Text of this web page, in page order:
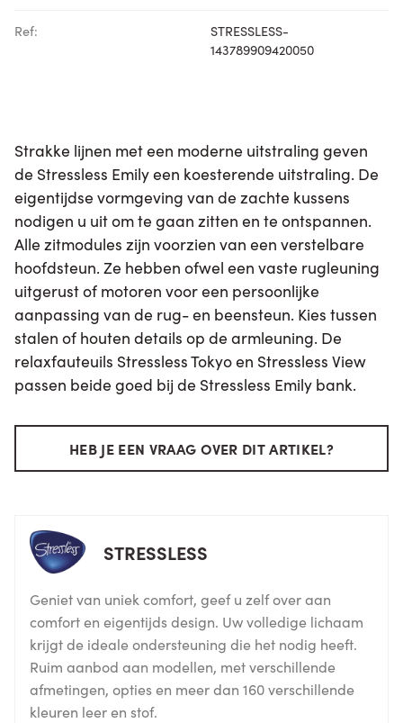
Ref:
STRESSLESS-
143789909420050
Strakke lijnen met een moderne uitstraling geven
de Stressless Emily een koesterende uitstraling. De
eigentijdse vormgeving van de zachte kussens
nodigen u uit om te gaan zitten en te ontspannen.
Alle zitmodules zijn voorzien van een verstelbare
hoofdsteun. Ze hebben ofwel een vaste rugleuning
uitgerust of motoren voor een persoonlijke
aanpassing van de rug- en beensteun. Kies tussen
stalen of houten details op de armleuning. De
relaxfauteuils Stressless Tokyo en Stressless View
passen beide goed bij de Stressless Emily bank.
HEB JE EEN VRAAG OVER DIT ARTIKEL?
STRESSLESS
Geniet van uniek comfort, geef u zelf over aan
comfort en eigentijds design. Uw volledige lichaam
krijgt de ideale ondersteuning die het nodig heeft.
Ruim aanbod aan modellen, met verschillende
afmetingen, opties en meer dan 160 verschillende
kleuren leer en stof.